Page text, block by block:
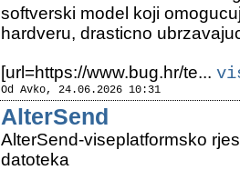
softverski model koji
hardveru, drasticno
[url=https://www.bug.hr/te...
Od Avko, 24.06.2026 10:31
AlterSend
AlterSend-viseplatformsko
datoteka